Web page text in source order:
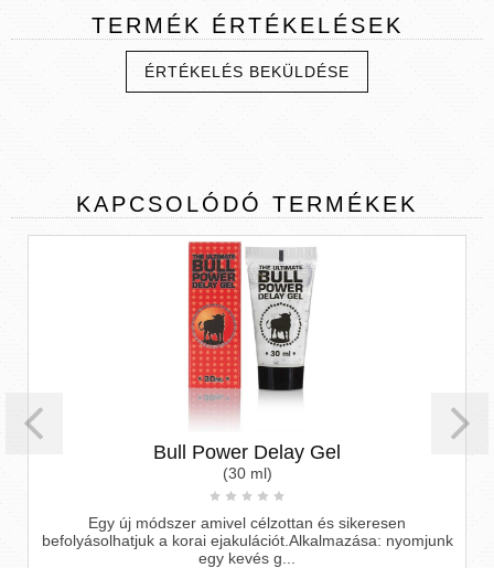
TERMÉK ÉRTÉKELÉSEK
ÉRTÉKELÉS BEKÜLDÉSE
KAPCSOLÓDÓ TERMÉKEK
Bull Power Delay Gel
Egy új módszer amivel célzottan és sikeresen
a korai ejakulációt.Alkalmazása: nyomjunk
egy kevés g...